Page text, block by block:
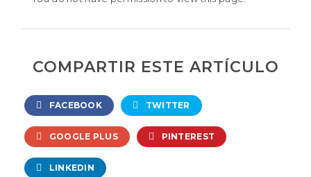
COMPARTIR ESTE ARTÍCULO
FACEBOOK TWITTER
GOOGLE PLUS PINTEREST
LINKEDIN